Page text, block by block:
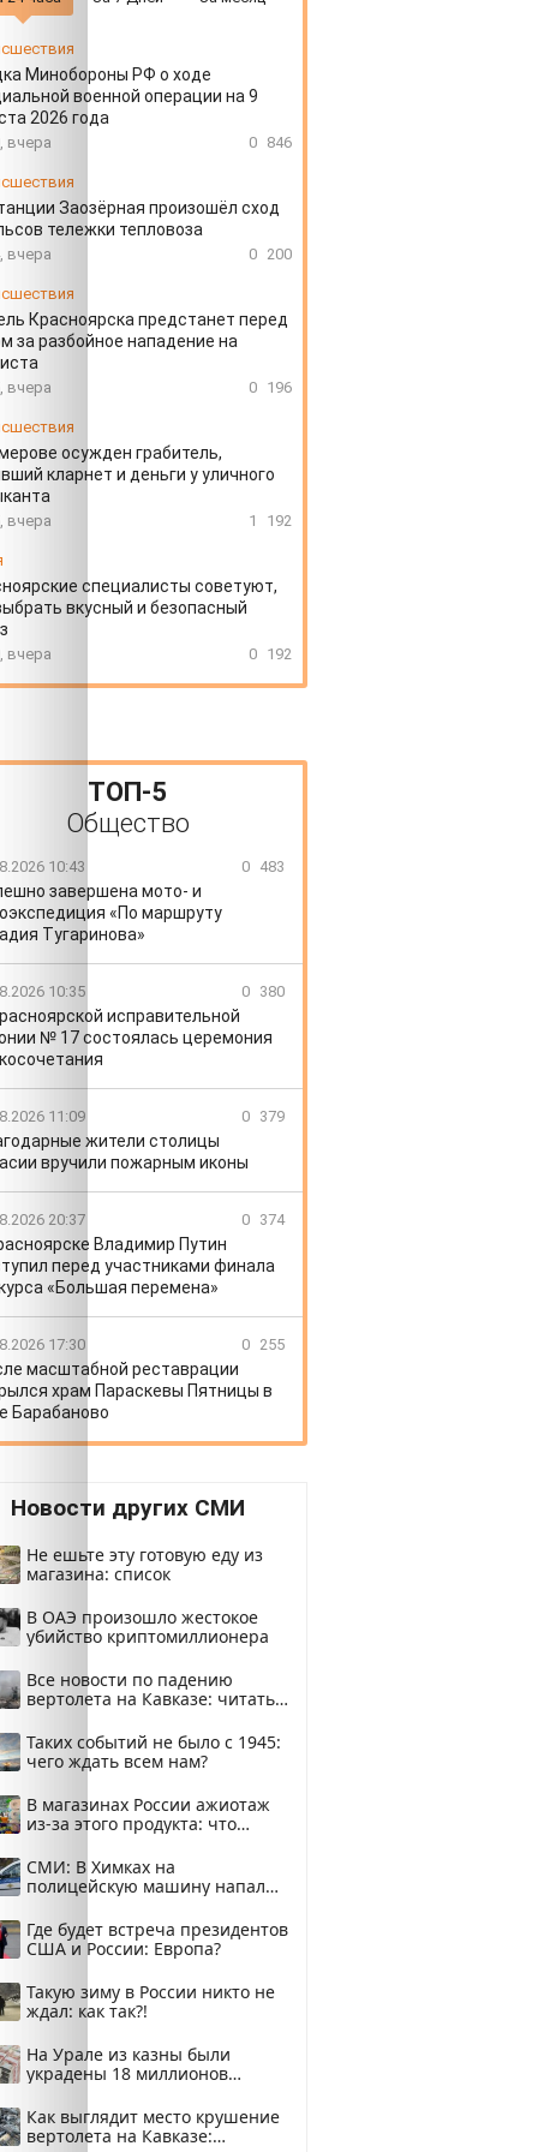
Минобороны РФ о ходе
военной операции на 9
2026 года
вчера 0 846
Заозёрная произошёл сход
тележки тепловоза
вчера 0 200
Красноярска предстанет перед
за разбойное нападение на
вчера 0 196
осужден грабитель,
кларнет и деньги у уличного
вчера 1 192
специалисты советуют,
вкусный и безопасный
вчера 0 192
ТОП-5
Общество
10:43 0 483
завершена мото- и
«По маршруту
Тугаринова»
10:35 0 380
исправительной
№ 17 состоялась церемония
11:09 0 379
жители столицы
вручили пожарным иконы
20:37 0 374
Владимир Путин
перед участниками финала
«Большая перемена»
17:30 0 255
масштабной реставрации
храм Параскевы Пятницы в
Барабаново
Новости других СМИ
Не ешьте эту готовую еду из
магазина: список
В ОАЭ произошло жестокое
убийство криптомиллионера
Все новости по падению
вертолета на Кавказе: читать
Таких событий не было с 1945:
чего ждать всем нам?
В магазинах России ажиотаж
из-за этого продукта: что
СМИ: В Химках на
полицейскую машину напали
Где будет встреча президентов
США и России: Европа?
Такую зиму в России никто не
ждал: как так?!
На Урале из казны были
украдены 18 миллионов
Как выглядит место крушение
вертолета на Кавказе: